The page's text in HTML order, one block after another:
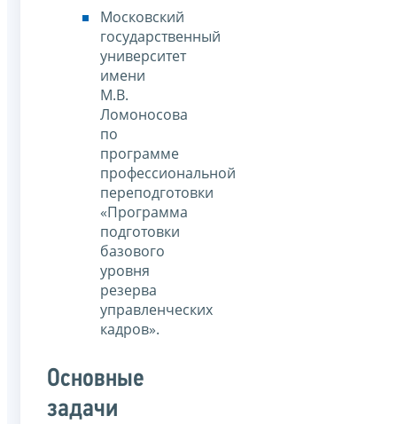
Московский
государственный
университет
имени
М.В.
Ломоносова
по
программе
профессиональной
переподготовки
«Программа
подготовки
базового
уровня
резерва
управленческих
кадров».
Основные
задачи